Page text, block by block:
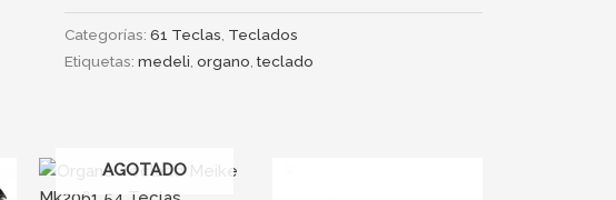
Categorías:61 Teclas Teclados
Etiquetas:medeli ,organo ,teclado
AGOTADO